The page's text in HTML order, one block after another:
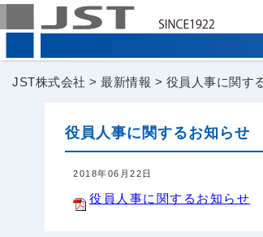
JST株式会社 > 最新情報 > 役員人事に関す
役員人事に関するお知らせ
2018年06月22日
役員人事に関するお知らせ